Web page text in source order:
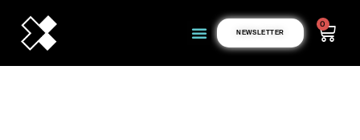
NEWSLETTER
0